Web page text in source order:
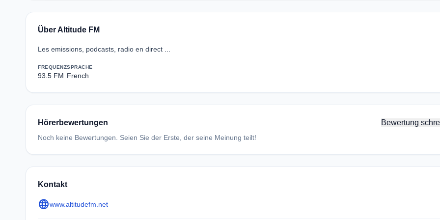
Über Altitude FM
Les emissions, podcasts, radio en direct ...
FREQUENZ
93.5 FM
SPRACHE
French
Hörerbewertungen Bewertung
Noch keine Bewertungen. Seien Sie der Erste, der seine Meinung teilt!
Kontakt
languagewww.altitudefm.net